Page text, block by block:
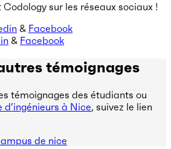
sur les réseaux sociaux !
& Facebook
& Facebook
témoignages
témoignages des étudiants ou
d’ingénieurs à Nice, suivez le lien
de nice